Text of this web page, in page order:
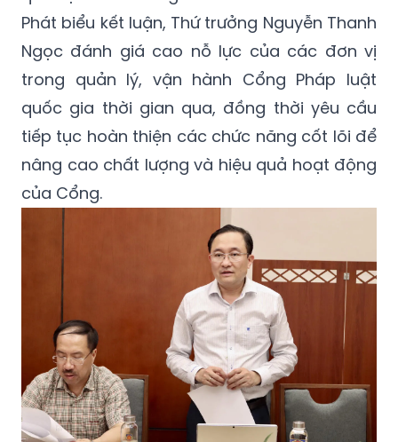
Phát biểu kết luận, Thứ trưởng Nguyễn Thanh
Ngọc đánh giá cao nỗ lực của các đơn vị
trong quản lý, vận hành Cổng Pháp luật
quốc gia thời gian qua, đồng thời yêu cầu
tiếp tục hoàn thiện các chức năng cốt lõi để
nâng cao chất lượng và hiệu quả hoạt động
của Cổng.